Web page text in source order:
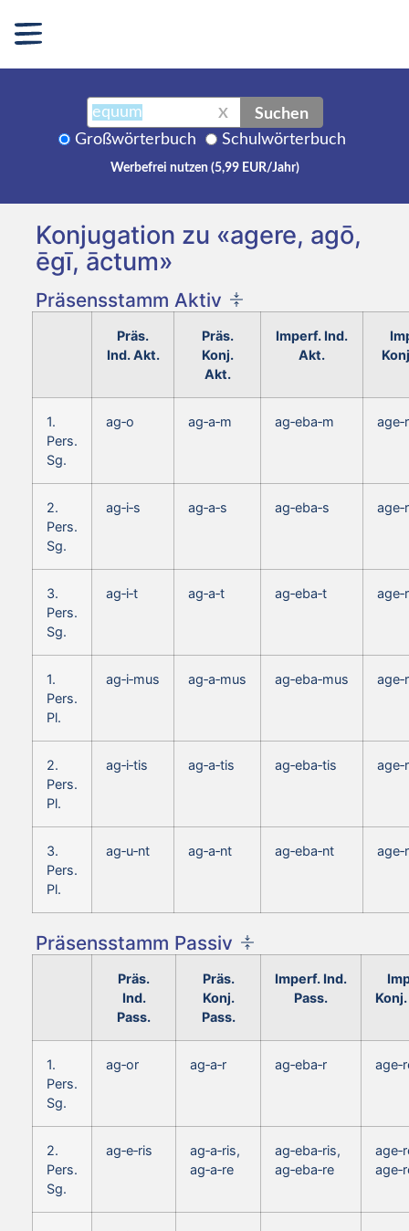
X Suchen
Großwörterbuch Schulwörterbuch
Werbefrei nutzen (5,99 EUR/Jahr)
Konjugation zu «agere, agō,
ēgī, āctum»
Präsensstamm Aktiv
Präs.
Ind. Akt.
Präs.
Konj.
Akt.
Imperf. Ind.
Akt.
1.
Pers.
Sg.
ag‑o ag‑a‑m ag‑eba‑m
2.
Pers.
Sg.
ag‑i‑s ag‑a‑s ag‑eba‑s
3.
Pers.
Sg.
ag‑i‑t ag‑a‑t ag‑eba‑t
1.
Pers.
Pl.
ag‑i‑mus ag‑a‑mus ag‑eba‑mus
2.
Pers.
Pl.
ag‑i‑tis ag‑a‑tis ag‑eba‑tis
3.
Pers.
Pl.
ag‑u‑nt ag‑a‑nt ag‑eba‑nt
Präsensstamm Passiv
Präs.
Ind.
Pass.
Präs.
Konj.
Pass.
Imperf. Ind.
Pass.
1.
Pers.
Sg.
ag‑or ag‑a‑r ag‑eba‑r
2.
Pers.
Sg.
ag‑e‑ris
ag‑a‑ris,
ag‑a‑re
ag‑eba‑ris,
ag‑eba‑re